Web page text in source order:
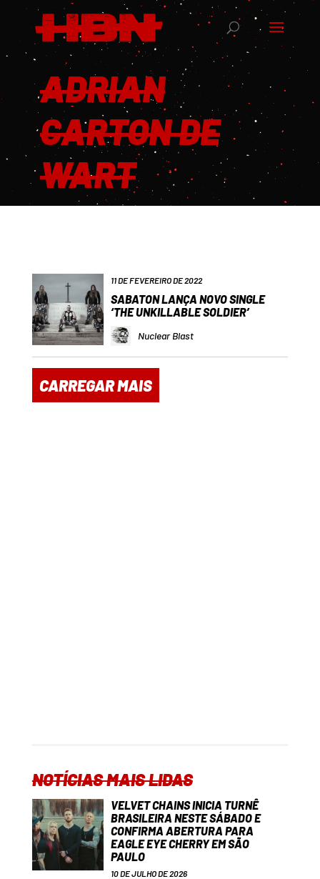
ADRIAN
CARTON DE
WART
11 DE FEVEREIRO DE 2022
SABATON LANÇA NOVO SINGLE
‘THE UNKILLABLE SOLDIER’
Nuclear Blast
CARREGAR MAIS
NOTÍCIAS MAIS LIDAS
VELVET CHAINS INICIA TURNÊ
BRASILEIRA NESTE SÁBADO E
CONFIRMA ABERTURA PARA
EAGLE EYE CHERRY EM SÃO
PAULO
10 DE JULHO DE 2026